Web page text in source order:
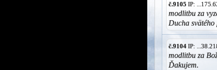
č.9105 IP:
modlitbu za
Ducha
č.9104 IP:
modlitbu za
Ďakujem.